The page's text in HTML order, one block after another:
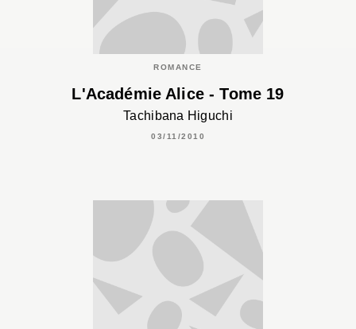
ROMANCE
L'Académie Alice - Tome 19
Tachibana Higuchi
03/11/2010